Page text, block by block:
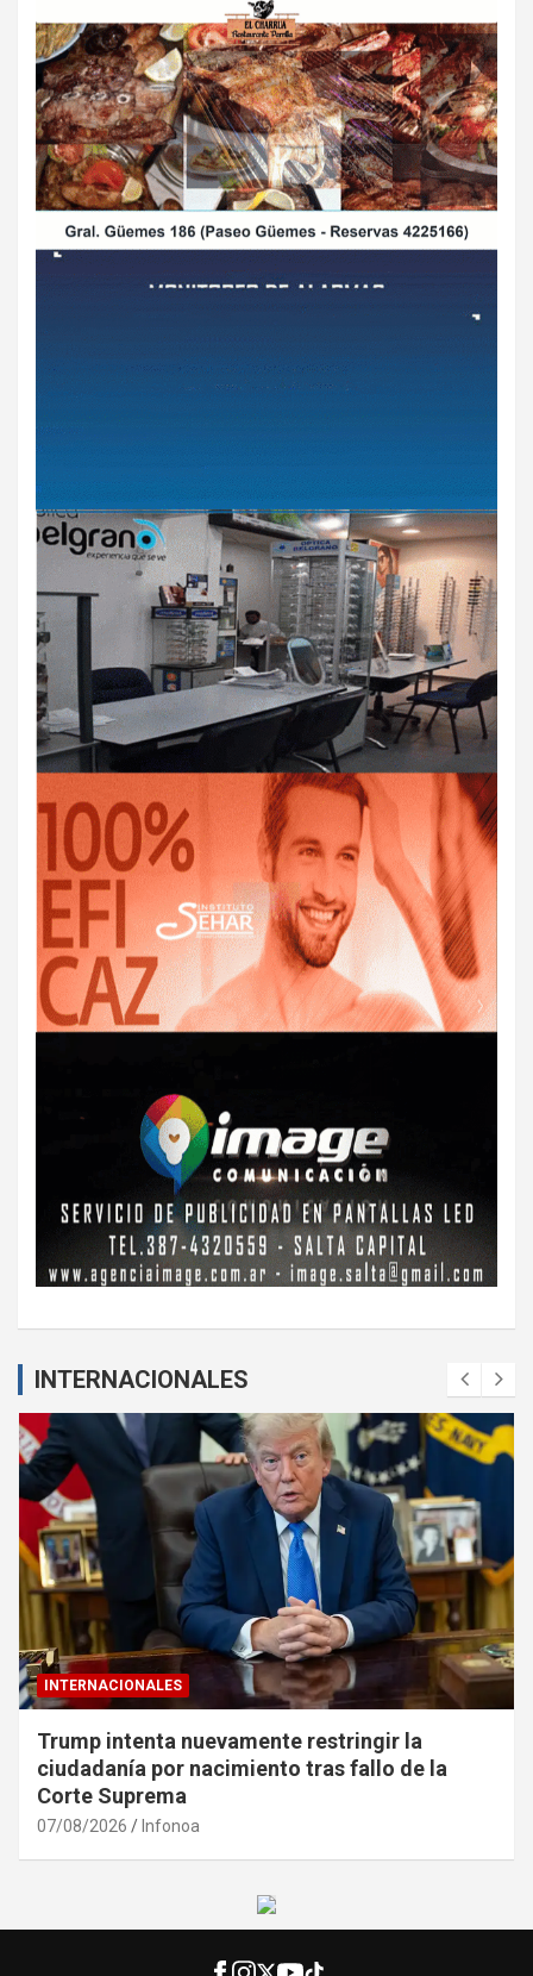
INTERNACIONALES
INTERNACIONALES
Trump intenta nuevamente restringir la
ciudadanía por nacimiento tras fallo de la
Corte Suprema
07/08/2026 Infonoa